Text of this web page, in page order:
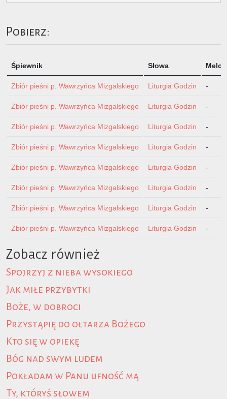
Pobierz:
Śpiewnik Słowa
Zbiór pieśni p. Wawrzyńca Mizgalskiego Liturgia Godzin -
Zbiór pieśni p. Wawrzyńca Mizgalskiego Liturgia Godzin -
Zbiór pieśni p. Wawrzyńca Mizgalskiego Liturgia Godzin -
Zbiór pieśni p. Wawrzyńca Mizgalskiego Liturgia Godzin -
Zbiór pieśni p. Wawrzyńca Mizgalskiego Liturgia Godzin -
Zbiór pieśni p. Wawrzyńca Mizgalskiego Liturgia Godzin -
Zbiór pieśni p. Wawrzyńca Mizgalskiego Liturgia Godzin -
Zbiór pieśni p. Wawrzyńca Mizgalskiego Liturgia Godzin -
Zobacz również
Spojrzyj z nieba wysokiego
Jak miłe przybytki
Boże, w dobroci
Przystąpię do ołtarza Bożego
Kto się w opiekę
Bóg nad swym ludem
Pokładam w Panu ufność mą
Ty, któryś słowem